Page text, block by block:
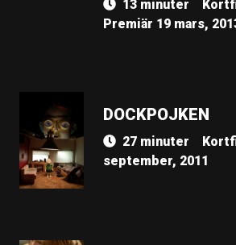
13 minuter
Premiär 19 mars,
DOCKPOJKEN
27 minuter
september, 2011